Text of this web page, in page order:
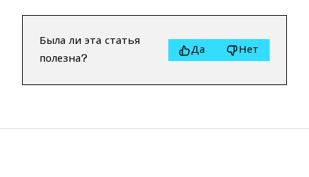
Была ли эта статья
полезна?
Да Нет